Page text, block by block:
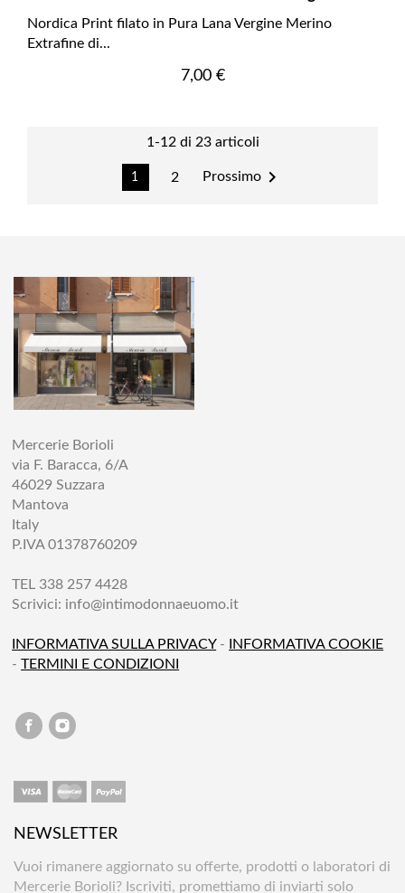
Nordica Print filato in Pura Lana Vergine Merino
Extrafine di...
Prezzo
7,00 €
1-12 di 23 articoli
1 2 Prossimo
Mercerie Borioli
via F. Baracca, 6/A
46029 Suzzara
Mantova
Italy
P.IVA 01378760209
TEL 338 257 4428
Scrivici: info@intimodonnaeuomo.it
INFORMATIVA SULLA PRIVACY-
INFORMATIVA COOKIE
-TERMINI E CONDIZIONI
NEWSLETTER
Vuoi rimanere aggiornato su offerte, prodotti o laboratori di
Mercerie Borioli? Iscriviti, promettiamo di inviarti solo